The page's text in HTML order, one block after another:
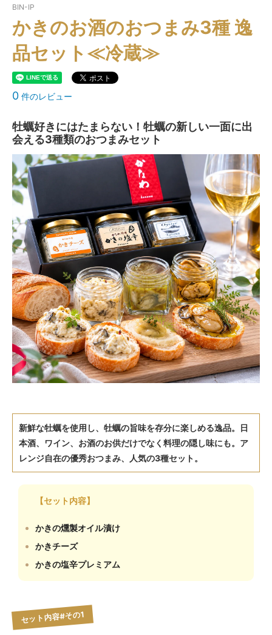
BIN-IP
かきのお酒のおつまみ3種 逸
品セット≪冷蔵≫
0 件のレビュー
牡蠣好きにはたまらない！牡蠣の新しい一面に出
会える3種類のおつまみセット
新鮮な牡蠣を使用し、牡蠣の旨味を存分に楽しめる逸品。日
本酒、ワイン、お酒のお供だけでなく料理の隠し味にも。ア
レンジ自在の優秀おつまみ、人気の3種セット。
【セット内容】
かきの燻製オイル漬け
かきチーズ
かきの塩辛プレミアム
セット内容#その1